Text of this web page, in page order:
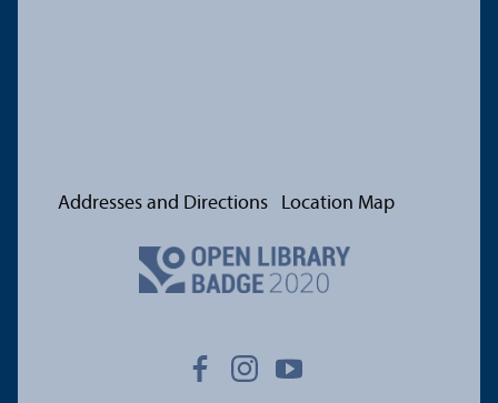
Addresses and Directions Location Map